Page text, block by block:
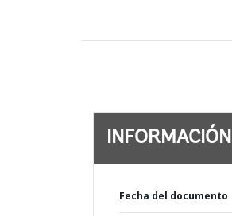
INFORMACIÓN
Fecha del documento